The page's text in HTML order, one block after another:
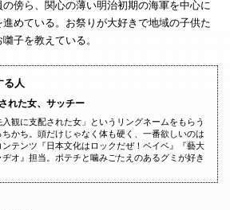
の傍ら、関心の薄い明治初期の海軍を中心に
進めている。お祭りが大好きで地域の子供た
子を教えている。
る人
れた女、サッチー
観に支配された女」というリングネームをもらう
ちかち。頭だけじゃなく体も硬く、一番欲しいのは
テンツ『日本文化はロックだぜ！ベイベ』『藝大
オ』担当。ポテチと噛みごたえのあるグミが好き